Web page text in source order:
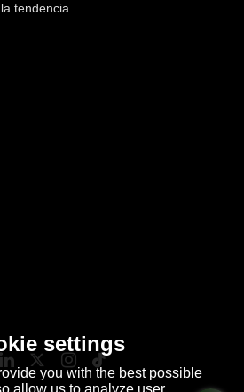
tendencia
settings
you with the best possible
allow us to analyze user